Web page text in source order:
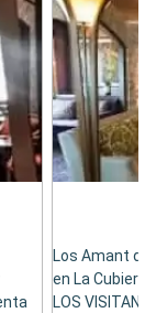
Los Amant
en La Cubierta
LOS